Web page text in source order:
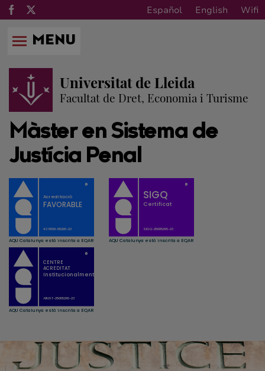
Español English Wifi
MENU
Universitat de Lleida
Facultat de Dret, Economia i Turisme
Màster en Sistema de
Justícia Penal